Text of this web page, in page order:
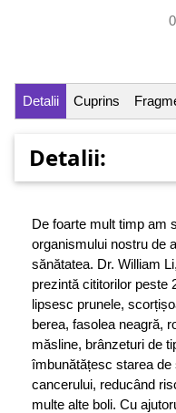
0
Detalii Cuprins
Detalii:
De foarte mult timp am
organismului nostru de
sănătatea. Dr. William
prezintă cititorilor peste
lipsesc prunele,
berea, fasolea neagră,
măsline, brânzeturi de
îmbunătățesc starea
cancerului, reducând
multe alte boli. Cu